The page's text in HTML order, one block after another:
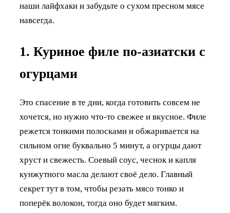
наши лайфхаки и забудьте о сухом пресном мясе
навсегда.
1. Куриное филе по-азиатски с
огурцами
Это спасение в те дни, когда готовить совсем не
хочется, но нужно что-то свежее и вкусное. Филе
режется тонкими полосками и обжаривается на
сильном огне буквально 5 минут, а огурцы дают
хруст и свежесть. Соевый соус, чеснок и капля
кунжутного масла делают своё дело. Главный
секрет тут в том, чтобы резать мясо тонко и
поперёк волокон, тогда оно будет мягким.